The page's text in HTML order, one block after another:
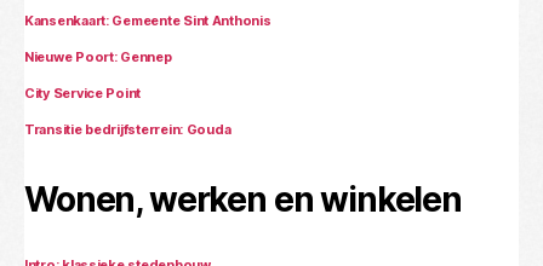
Kansenkaart: Gemeente Sint Anthonis
Nieuwe Poort: Gennep
City Service Point
Transitie bedrijfsterrein: Gouda
Wonen, werken en winkelen